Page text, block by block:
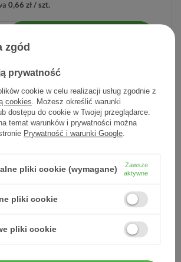
0,66 zł / szt.
Dodaj do listy zakupowej
NOVO MESTO
DOSTAWA
apteka od 2006 r.
zgód
prywatność
cookie w celu realizacji usług zgodnie z
cookies. Możesz określić warunki
dostępu do cookie w Twojej przeglądarce.
temat warunków i prywatności można
Prywatność i warunki Google.
pliki cookie (wymagane)
Zawsze
aktywne
pliki cookie
pliki cookie